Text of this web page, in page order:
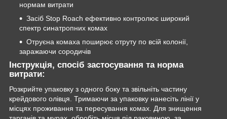
нормам витрати
Засіб Stop Roach ефективно контролює широкий
спектр синатропних комах
Отруєна комаха поширює отруту по всій колонії,
заражаючи сородичів
Інструкція, спосіб застосування та норма
витрати:
Розкрийте упаковку з одного боку та звільніть частину
крейдового олівця. Тримаючи за упаковку нанесіть лінії у
місцях проживання та пересування комах. Для знищення